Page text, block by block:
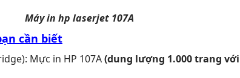
Máy in hp laserjet 107A
cần biết
Mực in HP 107A(dung lượng 1.000 trang